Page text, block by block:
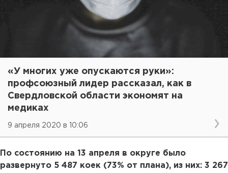
«У многих уже опускаются руки»:
профсоюзный лидер рассказал, как в
Свердловской области экономят на
медиках
9 апреля 2020 в 10:06
По состоянию на 13 апреля в округе было
развернуто 5 487 коек (73% от плана), из них: 3 267